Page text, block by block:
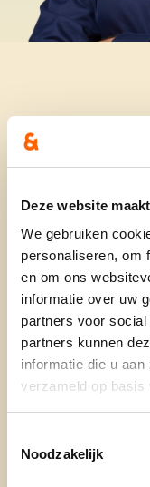
Deze website
We gebruiken
personaliseren, om
en om ons
informatie over uw
partners voor
partners kunnen
informatie die u
verzameld op basis
Noodzakelijk
Wie ben je?
Als
jaren in tegen
onze stad. In
Nathalie Muylle
proeven.
uittredend
volleybalteam
César, Marcel en
van Sportoase